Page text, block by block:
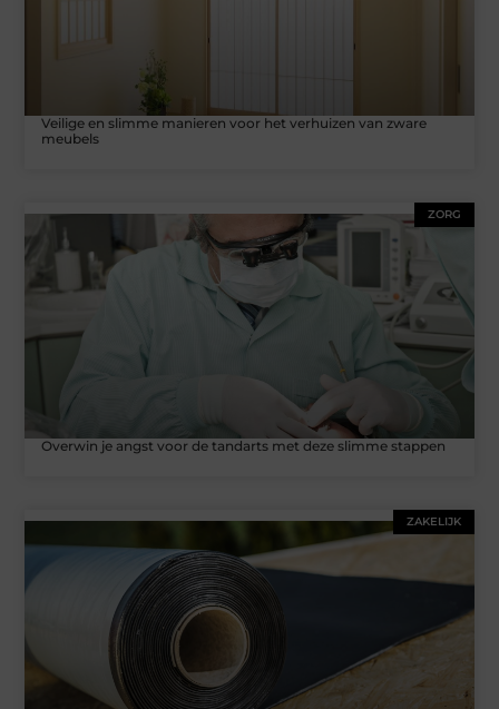
Veilige en slimme manieren voor het verhuizen van zware
meubels
ZORG
Overwin je angst voor de tandarts met deze slimme stappen
ZAKELIJK